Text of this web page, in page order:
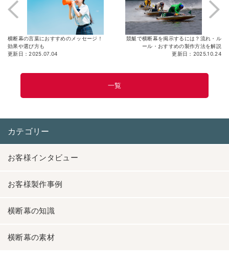
横断幕の言葉におすすめのメッセージ！
効果や選び方も
更新日：2025.07.04
競艇で横断幕を掲示するには？流れ・ル
ール・おすすめの製作方法を解説
更新日：2025.10.24
一覧
カテゴリー
お客様インタビュー
お客様製作事例
横断幕の知識
横断幕の素材